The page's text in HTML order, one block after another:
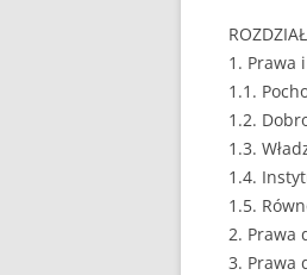
1. Prawa
1.1.
1.2.
1.3.
1.4.
1.5.
2. Prawa
3. Prawa